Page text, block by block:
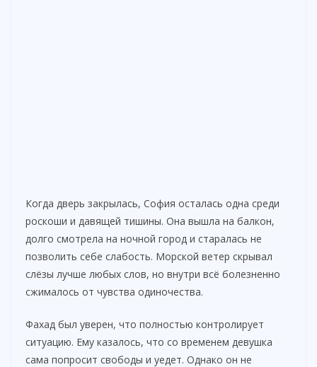
Когда дверь закрылась, София осталась одна среди
роскоши и давящей тишины. Она вышла на балкон,
долго смотрела на ночной город и старалась не
позволить себе слабость. Морской ветер скрывал
слёзы лучше любых слов, но внутри всё болезненно
сжималось от чувства одиночества.
Фахад был уверен, что полностью контролирует
ситуацию. Ему казалось, что со временем девушка
сама попросит свободы и уедет. Однако он не